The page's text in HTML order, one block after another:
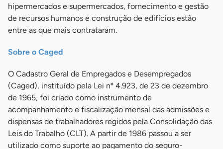
hipermercados e supermercados, fornecimento e gestão
de recursos humanos e construção de edifícios estão
entre as que mais contrataram.
Sobre o Caged
O Cadastro Geral de Empregados e Desempregados
(Caged), instituído pela Lei nº 4.923, de 23 de dezembro
de 1965, foi criado como instrumento de
acompanhamento e fiscalização mensal das admissões e
dispensas de trabalhadores regidos pela Consolidação das
Leis do Trabalho (CLT). A partir de 1986 passou a ser
utilizado como suporte ao pagamento do seguro-